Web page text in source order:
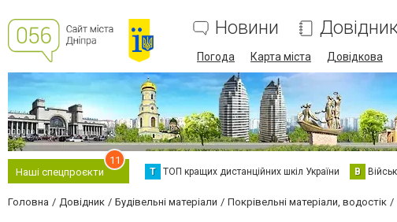
Новини
Погода Карта міста Довідкова
Наші спецпроєкти
11
Т ТОП кращих дистанційних шкіл України В
Головна Довідник Будівельні матеріали Покрівельні матеріали, водостік